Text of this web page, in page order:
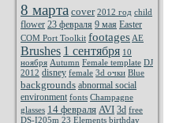
8 марта cover 2012 год child
flower 23 февраля 9 мая Easter
COM Port Toolkit footages AE
Brushes 1 сентября 10
ноября Autumn Female template DJ
2012 disney female 3d очки Blue
backgrounds abnormal social
environment fonts Champagne
glasses 14 февраля AVI 3d free
DS-I205m 23 Elements birthday